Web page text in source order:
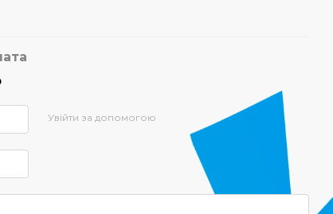
Увійти за допомогою